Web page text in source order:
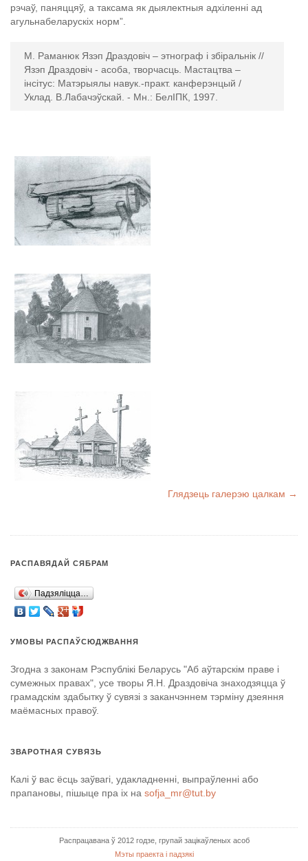
рэчаў, паняццяў, а таксама як дыялектныя адхіленні ад
агульнабеларускіх норм”.
М. Раманюк Язэп Драздовіч – этнограф і збіральнік //
Язэп Драздовіч - асоба, творчасць. Мастацтва –
інсітус: Матэрыялы навук.-практ. канферэнцый /
Уклад. В.Лабачэўскай. - Мн.: БелІПК, 1997.
Глядзець галерэю цалкам →
РАСПАВЯДАЙ СЯБРАМ
Падзяліцца…
УМОВЫ РАСПАЎСЮДЖВАННЯ
Згодна з законам Рэспублікі Беларусь "Аб аўтарскім праве і
сумежных правах", усе творы Я.Н. Драздовіча знаходзяцца ў
грамадскім здабытку ў сувязі з заканчэннем тэрміну дзеяння
маёмасных правоў.
ЗВАРОТНАЯ СУВЯЗЬ
Калі ў вас ёсць заўвагі, удакладненні, выпраўленні або
прапановы, пішыце пра іх на sofja_mr@tut.by
Распрацавана ў 2012 годзе, групай зацікаўленых асоб
Мэты праекта і падзякі